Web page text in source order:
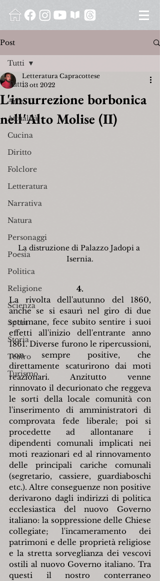
Post
Tutti
Arte
Attualità
Cucina
Diritto
Folclore
Letteratura
Narrativa
Natura
Personaggi
Poesia
Politica
Religione
Scienza
Sport
Storia
Teatro
Turismo
Tutti
L'insurrezione borbonica
nell'Alto Molise (II)
Letteratura Capracottese
13 ott 2022
La distruzione di Palazzo Jadopi a
Isernia.
4.
La rivolta dell'autunno del 1860,
anche se si esaurì nel giro di due
settimane, fece subito sentire i suoi
effetti all'inizio dell'entrante anno
1861. Diverse furono le ripercussioni,
non sempre positive, che
direttamente scaturirono dai moti
reazionari. Anzitutto venne
rinnovato il decurionato che reggeva
le sorti della locale comunità con
l'inserimento di amministratori di
comprovata fede liberale; poi si
procedette ad allontanare i
dipendenti comunali implicati nei
moti reazionari ed al rinnovamento
delle principali cariche comunali
(segretario, cassiere, guardiaboschi
etc.). Altre conseguenze non positive
derivarono dagli indirizzi di politica
ecclesiastica del nuovo Governo
italiano: la soppressione delle Chiese
collegiate; l'incameramento dei
patrimoni e delle proprietà religiose
e la stretta sorveglianza dei vescovi
ostili al nuovo Governo italiano. Tra
questi il nostro conterraneo